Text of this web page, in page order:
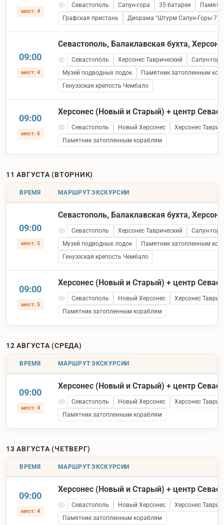
мест: 4
Севастополь Сапун-гора 35 батарея
Графская пристань
Диорама "Штурм Сапун-Горы 7
09:00
мест: 4
Севастополь, Балаклавская бухта,
Севастополь Херсонес Таврический
Сапун-гора
Музей подводных лодок
Памятник затопленным
Генуэзская крепость Чембало
09:00
мест: 6
Херсонес (Новый и Старый) + центр
Севастополь Новый Херсонес
Херсонес
Памятник затопленным кораблям
11 АВГУСТА (ВТОРНИК)
ВРЕМЯ МАРШРУТ ЭКСКУРСИИ
09:00
мест: 5
Севастополь, Балаклавская бухта,
Севастополь Херсонес Таврический
Сапун-гора
Музей подводных лодок
Памятник затопленным
Генуэзская крепость Чембало
09:00
мест: 5
Херсонес (Новый и Старый) + центр
Севастополь Новый Херсонес
Херсонес
Памятник затопленным кораблям
12 АВГУСТА (СРЕДА)
ВРЕМЯ МАРШРУТ ЭКСКУРСИИ
09:00
мест: 4
Херсонес (Новый и Старый) + центр
Севастополь Новый Херсонес
Херсонес
Памятник затопленным кораблям
13 АВГУСТА (ЧЕТВЕРГ)
ВРЕМЯ МАРШРУТ ЭКСКУРСИИ
09:00
мест: 4
Херсонес (Новый и Старый) + центр
Севастополь Новый Херсонес
Херсонес
Памятник затопленным кораблям